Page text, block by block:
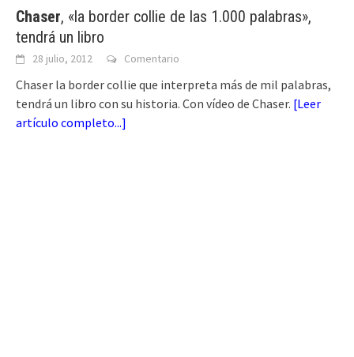
Chaser, «la border collie de las 1.000 palabras»,
tendrá un libro
28 julio, 2012 Comentario
Chaser la border collie que interpreta más de mil palabras,
tendrá un libro con su historia. Con vídeo de Chaser. [Leer
artículo completo...]